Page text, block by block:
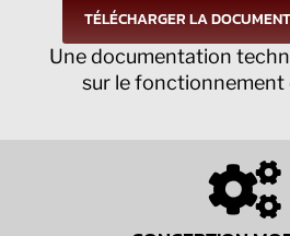
TÉLÉCHARGER LA
Une documentation
sur le fonctionnement